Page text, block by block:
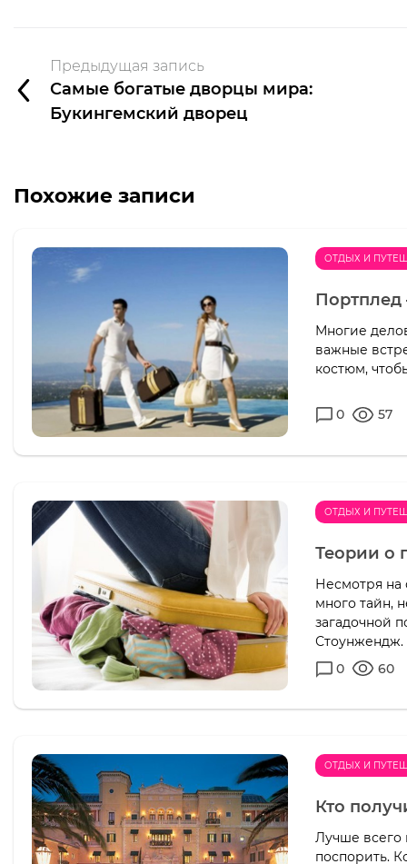
Предыдущая запись
Самые богатые дворцы мира:
Букингемский дворец
Похожие записи
ОТДЫХ И
Многие
важные
костюм,
0 57
ОТДЫХ И
Теории о
Несмотря на
много тайн,
загадочной
Стоунжендж.
0
60
ОТДЫХ И
Кто
Лучше всего
поспорить.